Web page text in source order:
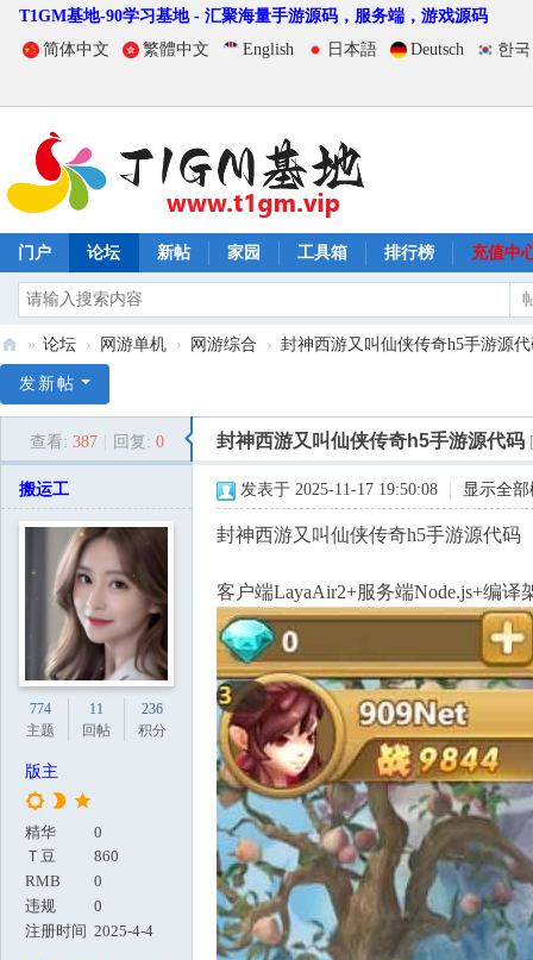
T1GM基地-90学习基地 - 汇聚海量手游源码，服务端，游戏源码
简体中文
繁體中文 English 日本語 Deutsch 한
门户 论坛 新帖 家园 工具箱 排行榜 充值中
1
» 论坛 › 网游单机 › 网游综合 › 封神西游又叫仙侠传奇h5手游源
发新帖
查看: 387 回复: 0 封神西游又叫仙侠传奇h5手游源代码
搬运工
774
主题
11
回帖
236
积分
版主
精华
0
Ｔ豆
860
RMB
0
违规
0
注册时间 2025-4-4
发表于 2025-11-17 19:50:08 显示全
封神西游又叫仙侠传奇h5手游源代码
客户端LayaAir2+服务端Node.js+编译